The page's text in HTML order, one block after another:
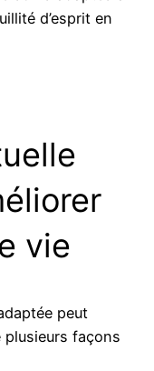
d’esprit en
vie
peut
plusieurs façons